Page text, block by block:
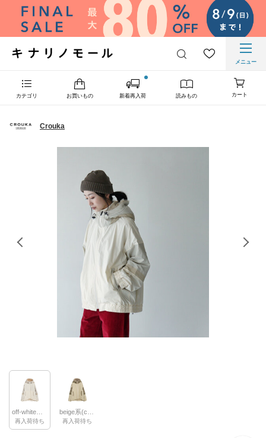
メニュー
カテゴリ お買いもの 新着再入荷 読みもの カート
Crouka
再入荷待ち 再入荷待ち